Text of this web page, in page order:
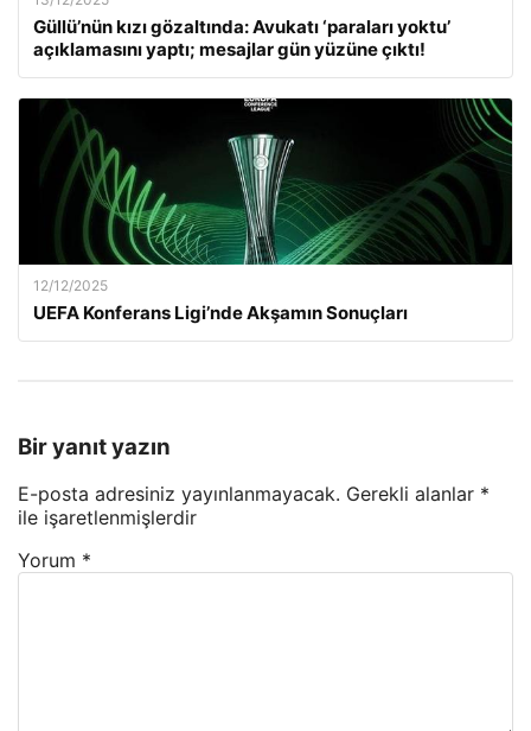
Güllü’nün kızı gözaltında: Avukatı ‘paraları yoktu’
açıklamasını yaptı; mesajlar gün yüzüne çıktı!
12/12/2025
UEFA Konferans Ligi’nde Akşamın Sonuçları
Bir yanıt yazın
E-posta adresiniz yayınlanmayacak. Gerekli alanlar *
ile işaretlenmişlerdir
Yorum *